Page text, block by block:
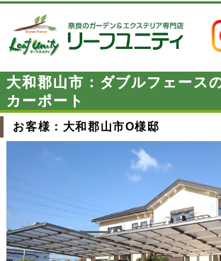
大和郡山市：ダブルフェース
カーポート
お客様：大和郡山市O様邸